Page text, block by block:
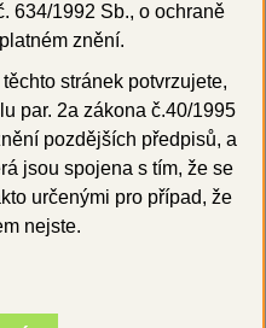
634/1992 Sb., o ochraně
znění.
stránek potvrzujete,
par. 2a zákona č.40/1995
pozdějších předpisů, a
jsou spojena s tím, že se
určenými pro případ, že
nejste.